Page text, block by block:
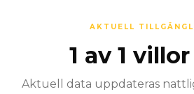
AKTUELL
1 av 1
Aktuell data uppdateras